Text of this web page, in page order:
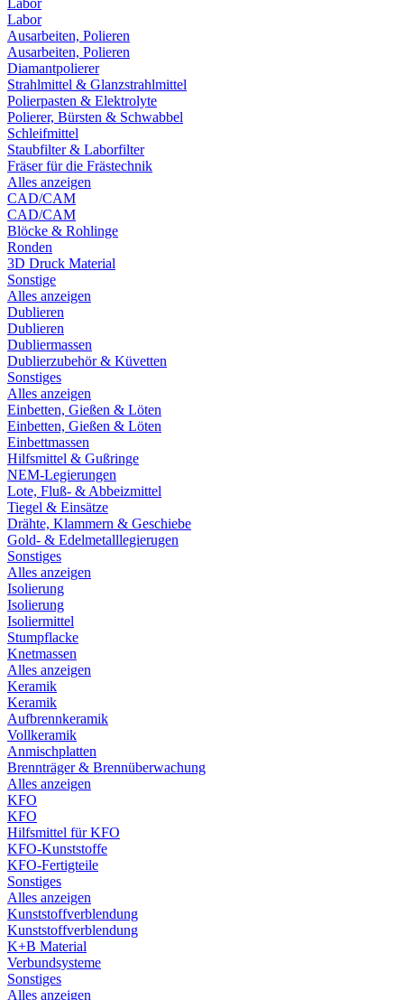
Labor
Labor
Ausarbeiten, Polieren
Ausarbeiten, Polieren
Diamantpolierer
Strahlmittel & Glanzstrahlmittel
Polierpasten & Elektrolyte
Polierer, Bürsten & Schwabbel
Schleifmittel
Staubfilter & Laborfilter
Fräser für die Frästechnik
Alles anzeigen
CAD/CAM
CAD/CAM
Blöcke & Rohlinge
Ronden
3D Druck Material
Sonstige
Alles anzeigen
Dublieren
Dublieren
Dubliermassen
Dublierzubehör & Küvetten
Sonstiges
Alles anzeigen
Einbetten, Gießen & Löten
Einbetten, Gießen & Löten
Einbettmassen
Hilfsmittel & Gußringe
NEM-Legierungen
Lote, Fluß- & Abbeizmittel
Tiegel & Einsätze
Drähte, Klammern & Geschiebe
Gold- & Edelmetalllegierugen
Sonstiges
Alles anzeigen
Isolierung
Isolierung
Isoliermittel
Stumpflacke
Knetmassen
Alles anzeigen
Keramik
Keramik
Aufbrennkeramik
Vollkeramik
Anmischplatten
Brennträger & Brennüberwachung
Alles anzeigen
KFO
KFO
Hilfsmittel für KFO
KFO-Kunststoffe
KFO-Fertigteile
Sonstiges
Alles anzeigen
Kunststoffverblendung
Kunststoffverblendung
K+B Material
Verbundsysteme
Sonstiges
Alles anzeigen